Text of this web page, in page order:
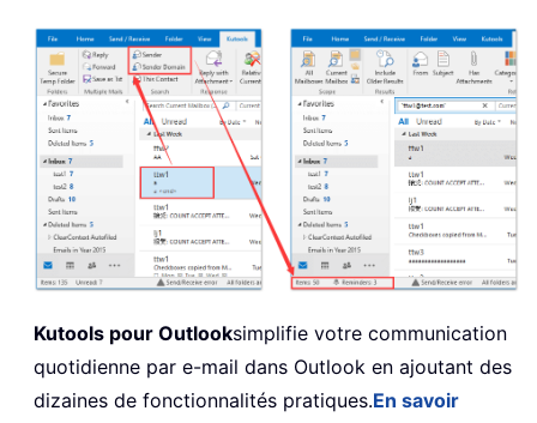
Kutools pour Outlooksimplifie votre communication
quotidienne par e-mail dans Outlook en ajoutant des
dizaines de fonctionnalités pratiques.En savoir